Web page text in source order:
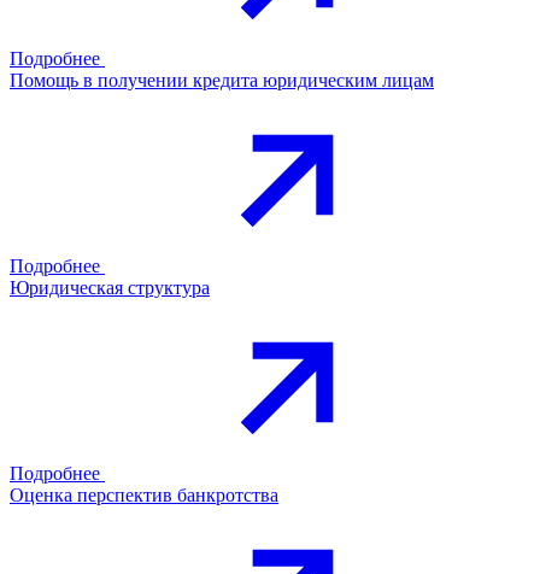
Подробнее
Помощь в получении кредита юридическим лицам
Подробнее
Юридическая структура
Подробнее
Оценка перспектив банкротства